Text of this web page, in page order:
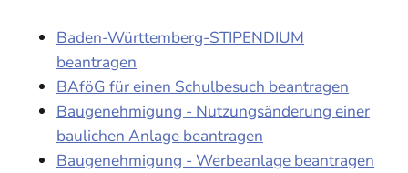
Baden-Württemberg-STIPENDIUM
beantragen
BAföG für einen Schulbesuch beantragen
Baugenehmigung - Nutzungsänderung einer
baulichen Anlage beantragen
Baugenehmigung - Werbeanlage beantragen